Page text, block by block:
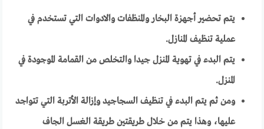
يتم تحضير أجهزة البخار والمنظفات والادوات التي تستخدم في
عملية تنظيف المنازل.
يتم البدء في تهوية المنزل جيدا والتخلص من القمامة الموجودة في
المنزل.
ومن ثم يتم البدء في تنظيف السجاجيد وإزالة الأتربة التي تتواجد
عليها، وهذا يتم من خلال طريقتين طريقة الغسل الجاف